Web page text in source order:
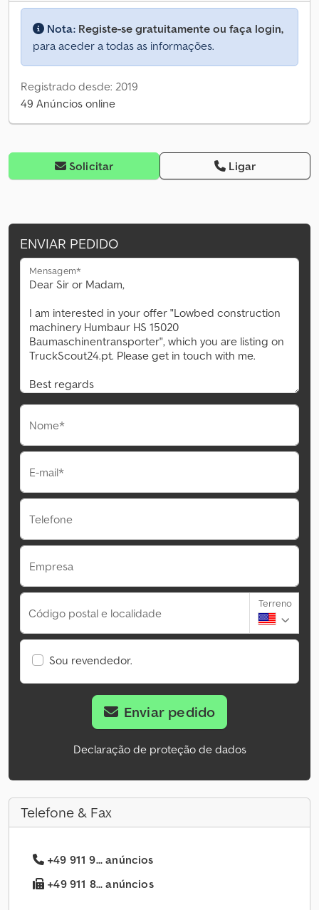
Nota: Registe-se gratuitamente ou faça login,
para aceder a todas as informações.
Registrado desde: 2019
49 Anúncios online
Solicitar Ligar
ENVIAR PEDIDO
Mensagem*
Nome*
E-mail*
Telefone
Empresa
Código postal e localidade
Terreno
Sou revendedor.
Enviar pedido
Declaração de proteção de dados
Telefone & Fax
+49 911 9... anúncios
+49 911 8... anúncios